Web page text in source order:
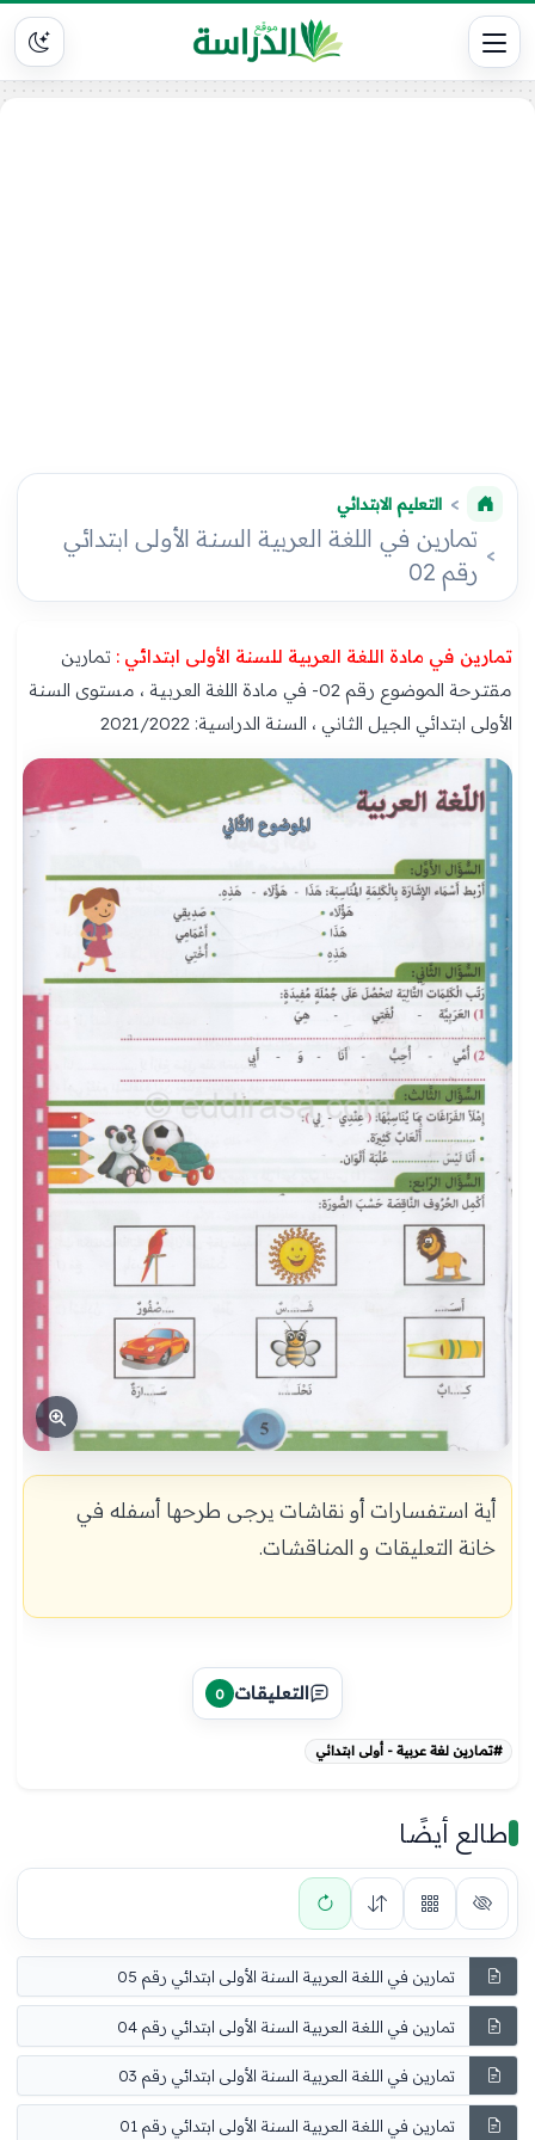
التعليم الابتدائي
تمارين في اللغة العربية السنة الأولى ابتدائي
رقم 02
تمارين في مادة اللغة العربية للسنة الأولى ابتدائي : تمارين
مقترحة الموضوع رقم 02- في مادة اللغة العربية ، مستوى السنة
الأولى ابتدائي الجيل الثاني ، السنة الدراسية: 2021/2022
أية استفسارات أو نقاشات يرجى طرحها أسفله في
خانة التعليقات و المناقشات.
التعليقات 0
#تمارين لغة عربية - أولى ابتدائي
طالع أيضًا
تمارين في اللغة العربية السنة الأولى ابتدائي رقم 05
تمارين في اللغة العربية السنة الأولى ابتدائي رقم 04
تمارين في اللغة العربية السنة الأولى ابتدائي رقم 03
تمارين في اللغة العربية السنة الأولى ابتدائي رقم 01